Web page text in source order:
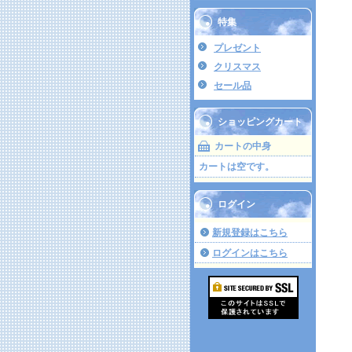
特集
プレゼント
クリスマス
セール品
ショッピングカート
カートの中身
カートは空です。
ログイン
新規登録はこちら
ログインはこちら